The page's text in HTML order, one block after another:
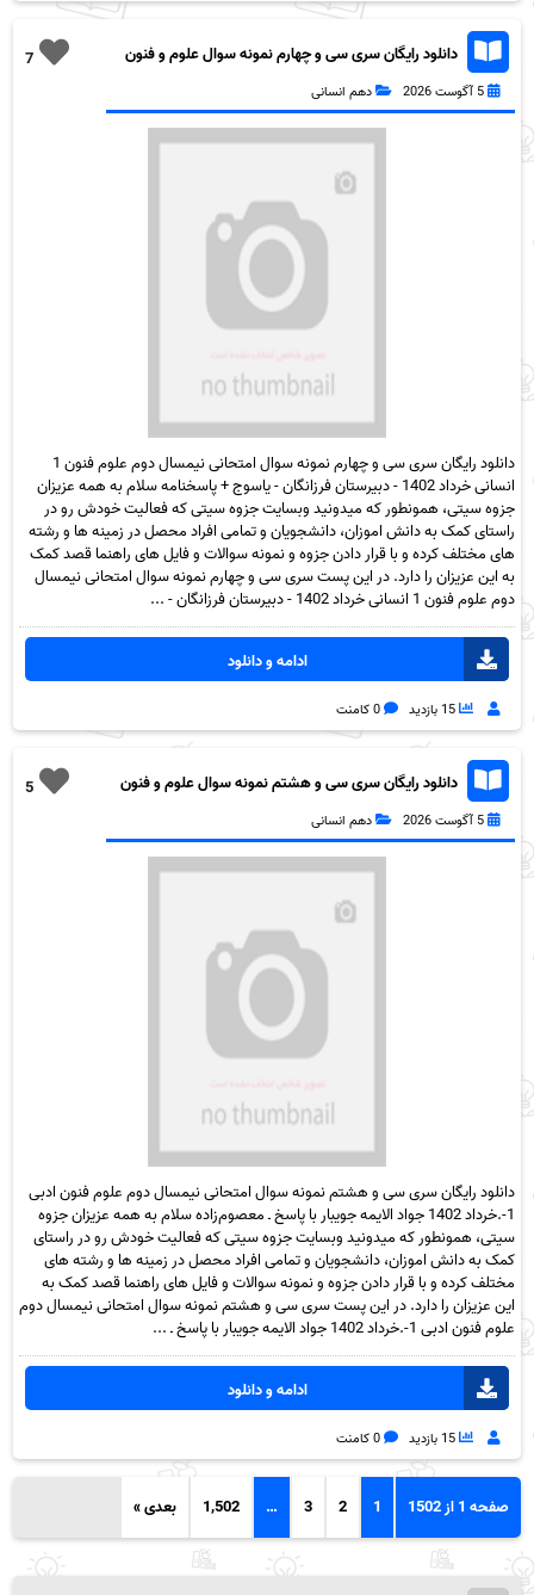
7
دانلود رایگان سری سی و چهارم نمونه سوال علوم و فنون
دهم انسانی به همراه pdf
5 آگوست 2026 دهم انسانی
دانلود رایگان سری سی و چهارم نمونه سوال امتحانی نیمسال دوم علوم فنون 1
انسانی خرداد 1402 - دبیرستان فرزانگان - یاسوج + پاسخنامه سلام به همه عزیزان
جزوه سیتی، همونطور که میدونید وبسایت جزوه سیتی که فعالیت خودش رو در
راستای کمک به دانش اموزان، دانشجویان و تمامی افراد محصل در زمینه ها و رشته
های مختلف کرده و با قرار دادن جزوه و نمونه سوالات و فایل های راهنما قصد کمک
به این عزیزان را دارد. در این پست سری سی و چهارم نمونه سوال امتحانی نیمسال
دوم علوم فنون 1 انسانی خرداد 1402 - دبیرستان فرزانگان - ...
ادامه و دانلود
15 بازدید 0 کامنت
5
دانلود رایگان سری سی و هشتم نمونه سوال علوم و فنون
دهم انسانی به همراه pdf
5 آگوست 2026 دهم انسانی
دانلود رایگان سری سی و هشتم نمونه سوال امتحانی نیمسال دوم علوم فنون ادبی
1-.خرداد 1402 جواد الایمه جویبار با پاسخ ـ معصوم‌زاده سلام به همه عزیزان جزوه
سیتی، همونطور که میدونید وبسایت جزوه سیتی که فعالیت خودش رو در راستای
کمک به دانش اموزان، دانشجویان و تمامی افراد محصل در زمینه ها و رشته های
مختلف کرده و با قرار دادن جزوه و نمونه سوالات و فایل های راهنما قصد کمک به
این عزیزان را دارد. در این پست سری سی و هشتم نمونه سوال امتحانی نیمسال دوم
علوم فنون ادبی 1-.خرداد 1402 جواد الایمه جویبار با پاسخ ـ ...
ادامه و دانلود
15 بازدید 0 کامنت
صفحه 1 از 1502 1
2
3
…
1,502 بعدی »